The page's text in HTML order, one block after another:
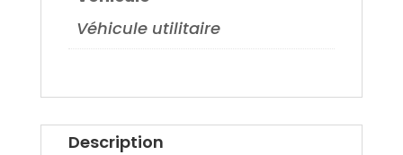
Véhicule utilitaire
Description